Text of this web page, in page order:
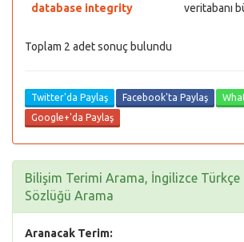
database integrity veritabanı
Toplam 2 adet sonuç bulundu
Twitter'da Paylaş Facebook'ta Paylaş
Google+'da Paylaş
Bilişim Terimi Arama, İngilizce
Sözlüğü Arama
Aranacak Terim: